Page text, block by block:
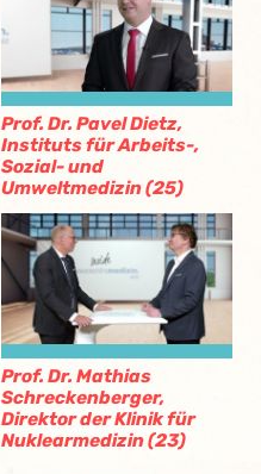
Prof. Dr. Pavel Dietz,
Instituts für Arbeits-,
Sozial- und
Umweltmedizin (25)
Prof. Dr. Mathias
Schreckenberger,
Direktor der Klinik für
Nuklearmedizin (23)